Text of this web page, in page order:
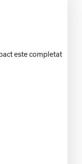
este completat